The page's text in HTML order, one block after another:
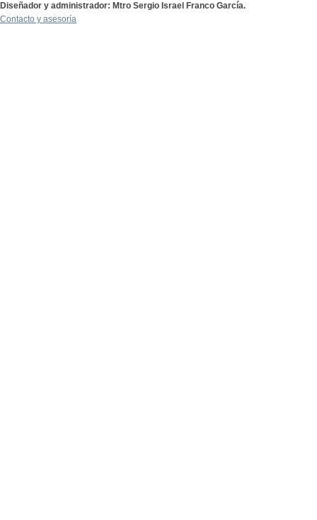
Diseñador y administrador: Mtro Sergio Israel Franco García.
Contacto y asesoría